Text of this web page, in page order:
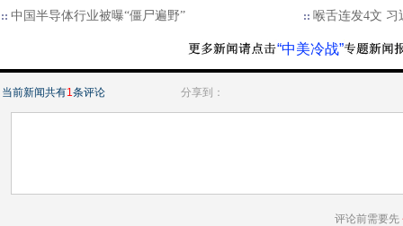
中国半导体行业被曝“僵尸遍野”
喉舌连发4文 习
“中美冷战”
当前新闻共有1条评论 分享到：
评论前需要先